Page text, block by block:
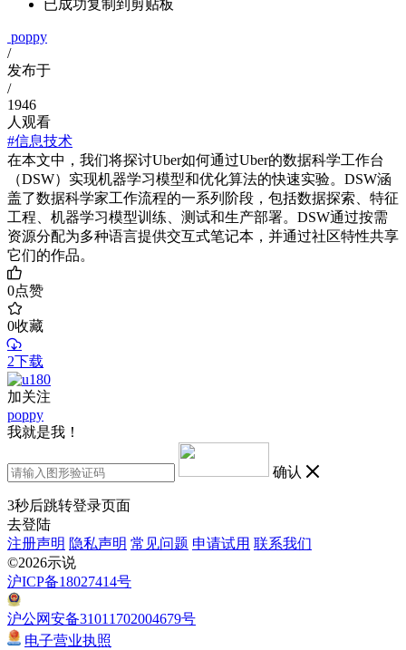
已成功复制到剪贴板
poppy
/
发布于
/
1946
人观看
#信息技术
在本文中，我们将探讨Uber如何通过Uber的数据科学工作台
（DSW）实现机器学习模型和优化算法的快速实验。DSW涵
盖了数据科学家工作流程的一系列阶段，包括数据探索、特征
工程、机器学习模型训练、测试和生产部署。DSW通过按需
资源分配为多种语言提供交互式笔记本，并通过社区特性共享
它们的作品。
0点赞
0收藏
2下载
加关注
poppy
我就是我！
确认
3秒后跳转登录页面
去登陆
注册声明 隐私声明 常见问题 申请试用 联系我们
©2026示说
沪ICP备18027414号
沪公网安备31011702004679号
电子营业执照